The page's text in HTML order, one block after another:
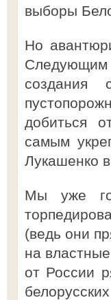
выборы
Но
Следующим
создания
добиться
самым
Лукашенко
Мы уже
(ведь они
на
от России